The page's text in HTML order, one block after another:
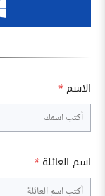
الاسم *
اسم العائلة *